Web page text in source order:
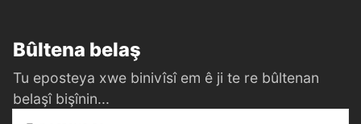
Bûltena belaş
Tu eposteya xwe binivîsî em ê ji te re bûltenan
belaşî bişînin...